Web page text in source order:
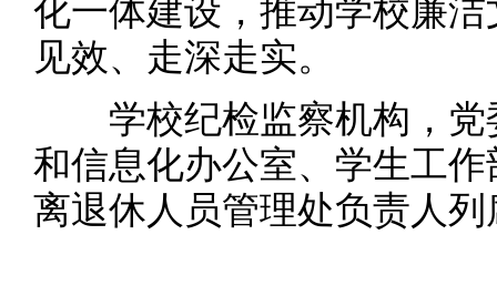
化一体建设，推动学校廉
见效、走深走实。
学校纪检监察机构，党
和信息化办公室、学生工
离退休人员管理处负责人列